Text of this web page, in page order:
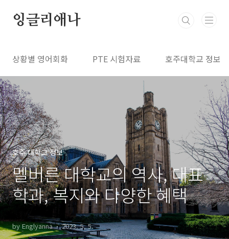
잉글리애나
상황별 영어회화 PTE 시험자료 호주대학교 정보
호주 대학교 정보
멜버른 대학교의 역사, 대표
학과, 복지와 다양한 혜택
by Englyanna 2023. 5. 5.